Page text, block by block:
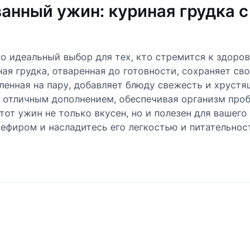
ужин: куриная грудка
идеальный выбор для тех, кто стремится к
грудка, отваренная до готовности, сохраняет
на пару, добавляет блюду свежесть и
дополнением, обеспечивая организм
ужин не только вкусен, но и полезен для вашего
и насладитесь его легкостью и